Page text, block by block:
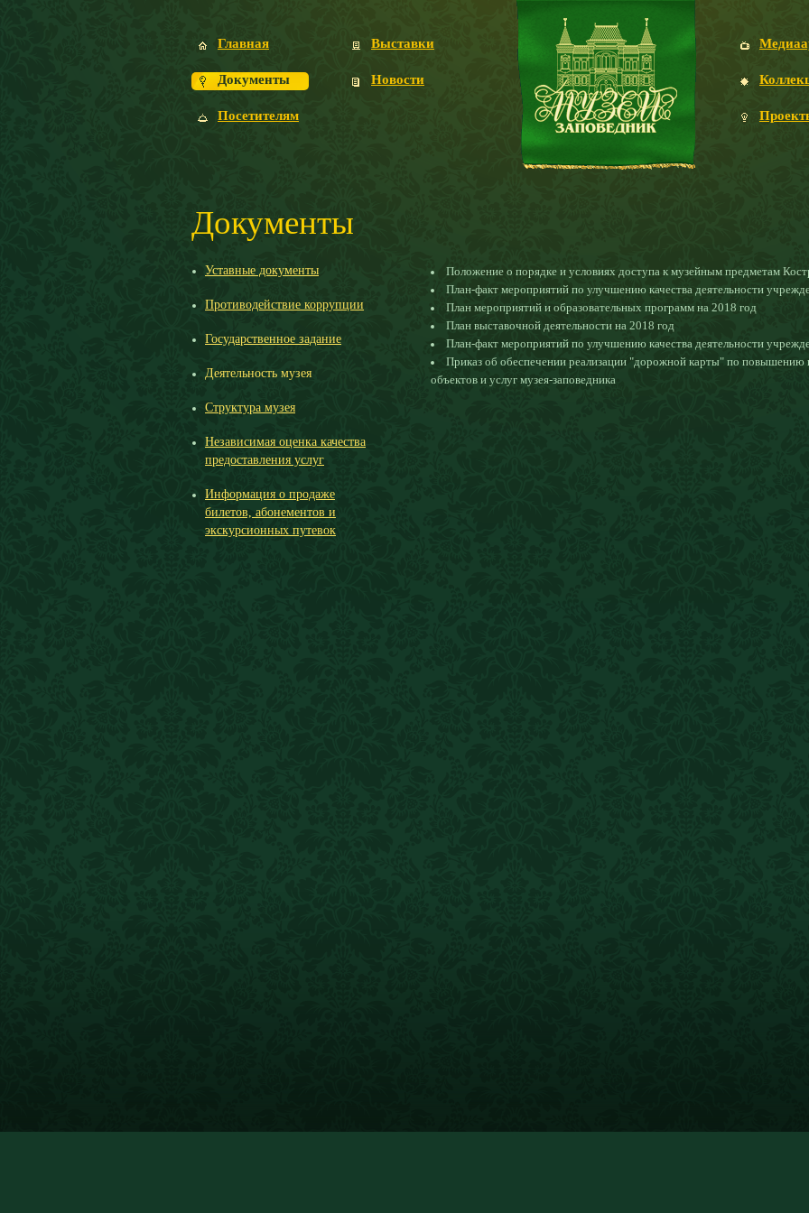
Главная
Документы
Посетителям
Выставки
Новости
Документы
Уставные документы
Противодействие коррупции
Государственное задание
Деятельность музея
Структура музея
Независимая оценка качества
предоставления услуг
Информация о продаже
билетов, абонементов и
экскурсионных путевок
Положение о порядке и условиях доступа к музейным предметам
План-факт мероприятий по улучшению качества деятельности
План мероприятий и образовательных программ на 2018 год
План выставочной деятельности на 2018 год
План-факт мероприятий по улучшению качества деятельности
Приказ об обеспечении реализации "дорожной карты" по повышению
объектов и услуг музея-заповедника